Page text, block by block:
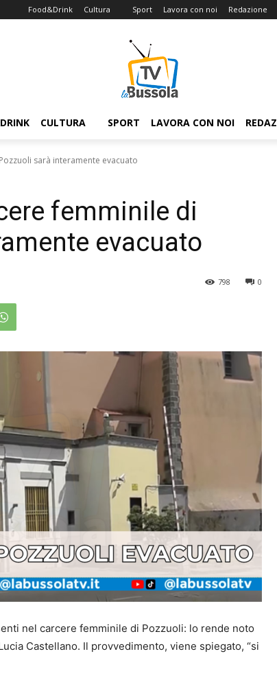
Food&Drink Cultura Sport Lavora con noi Redazione
CULTURA SPORT LAVORA CON NOI
sarà interamente evacuato
femminile di
evacuato
0
798
nel carcere femminile di Pozzuoli: lo rende noto
Castellano. Il provvedimento, viene spiegato, “si